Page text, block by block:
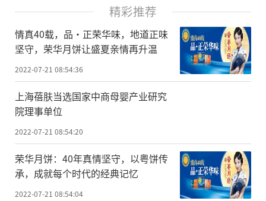
精彩推荐
情真40载，品·正荣华味，地道正味
坚守，荣华月饼让盛夏亲情再升温
2022-07-21 08:54:36
上海蓓肤当选国家中商母婴产业研究
院理事单位
2022-07-21 08:54:20
荣华月饼：40年真情坚守，以粤饼传
承，成就每个时代的经典记忆
2022-07-21 08:54:04